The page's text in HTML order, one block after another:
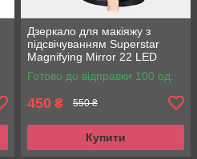
Дзеркало для макіяжу з
підсвічуванням Superstar
Magnifying Mirror 22 LED
Готово до відправки 100 од.
450 ₴ 550 ₴
Купити